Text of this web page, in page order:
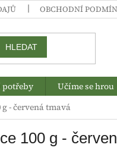
OBCHODNÍ
HLEDAT
Učíme se hrou
- červená tmavá
100 g -